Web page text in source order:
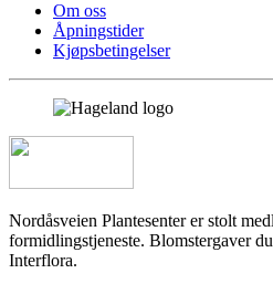
Om oss
Åpningstider
Kjøpsbetingelser
Nordåsveien Plantesenter er stolt
formidlingstjeneste. Blomstergaver
Interflora.